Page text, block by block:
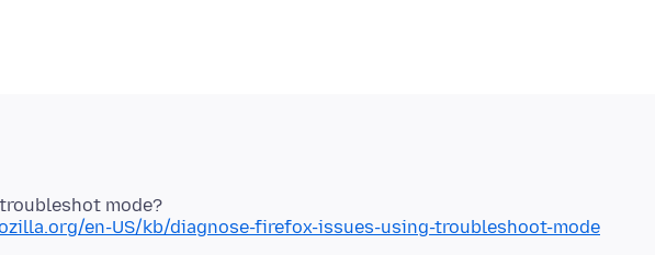
en-US/kb/diagnose-firefox-issues-using-troubleshoot-mode